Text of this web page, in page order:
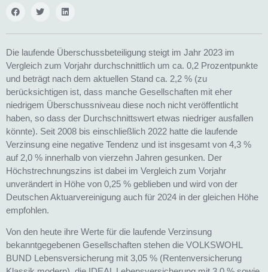
Die laufende Überschussbeteiligung steigt im Jahr 2023 im
Vergleich zum Vorjahr durchschnittlich um ca. 0,2 Prozentpunkte
und beträgt nach dem aktuellen Stand ca. 2,2 % (zu
berücksichtigen ist, dass manche Gesellschaften mit eher
niedrigem Überschussniveau diese noch nicht veröffentlicht
haben, so dass der Durchschnittswert etwas niedriger ausfallen
könnte). Seit 2008 bis einschließlich 2022 hatte die laufende
Verzinsung eine negative Tendenz und ist insgesamt von 4,3 %
auf 2,0 % innerhalb von vierzehn Jahren gesunken. Der
Höchstrechnungszins ist dabei im Vergleich zum Vorjahr
unverändert in Höhe von 0,25 % geblieben und wird von der
Deutschen Aktuarvereinigung auch für 2024 in der gleichen Höhe
empfohlen.
Von den heute ihre Werte für die laufende Verzinsung
bekanntgegebenen Gesellschaften stehen die VOLKSWOHL
BUND Lebensversicherung mit 3,05 % (Rentenversicherung